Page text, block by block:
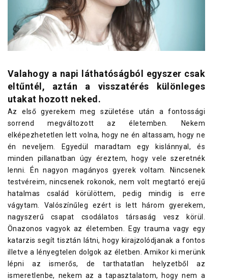
Valahogy a napi láthatóságból egyszer csak
eltűntél, aztán a visszatérés különleges
utakat hozott neked.
Az első gyerekem meg születése után a fontossági
sorrend megváltozott az életemben. Nekem
elképezhetetlen lett volna, hogy ne én altassam, hogy ne
én neveljem. Egyedül maradtam egy kislánnyal, és
minden pillanatban úgy éreztem, hogy vele szeretnék
lenni. Én nagyon magányos gyerek voltam. Nincsenek
testvéreim, nincsenek rokonok, nem volt megtartó erejű
hatalmas család körülöttem, pedig mindig is erre
vágytam. Valószínűleg ezért is lett három gyerekem,
nagyszerű csapat csodálatos társaság vesz körül.
Önazonos vagyok az életemben. Egy trauma vagy egy
katarzis segít tisztán látni, hogy kirajzolódjanak a fontos
illetve a lényegtelen dolgok az életben. Amikor ki merünk
lépni az ismerős, de tarthatatlan helyzetből az
ismeretlenbe, nekem az a tapasztalatom, hogy nem a